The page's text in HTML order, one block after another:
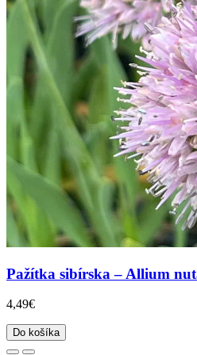
Pažítka sibírska – Allium
4,49€
Do košíka